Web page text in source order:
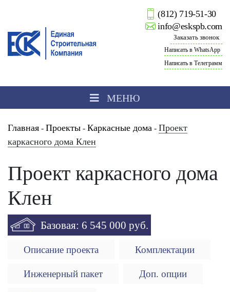
(812) 719-51-30
info@eskspb.com
Заказать звонок
Написать в WhatsApp
Написать в Телеграмм
МЕНЮ
Главная - Проекты - Каркасные дома - Проект
каркасного дома Клен
Проект каркасного дома
Клен
Базовая: 6 545 000 руб.
Описание проекта Комплектации
Инженерный пакет Доп. опции